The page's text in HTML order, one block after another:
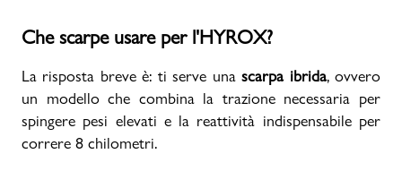
Che scarpe usare per l'HYROX?
La risposta breve è: ti serve unascarpa ibrida, ovvero
un modello che combina la trazione necessaria per
spingere pesi elevati e la reattività indispensabile per
correre 8 chilometri.